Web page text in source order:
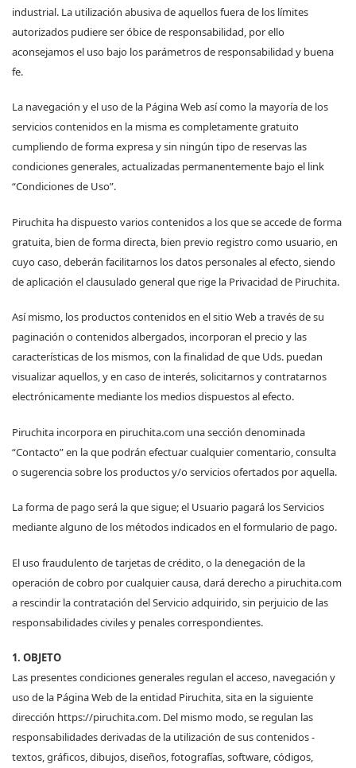
industrial. La utilización abusiva de aquellos fuera de los límites
autorizados pudiere ser óbice de responsabilidad, por ello
aconsejamos el uso bajo los parámetros de responsabilidad y buena
fe.
La navegación y el uso de la Página Web así como la mayoría de los
servicios contenidos en la misma es completamente gratuito
cumpliendo de forma expresa y sin ningún tipo de reservas las
condiciones generales, actualizadas permanentemente bajo el link
“Condiciones de Uso”.
Piruchita ha dispuesto varios contenidos a los que se accede de forma
gratuita, bien de forma directa, bien previo registro como usuario, en
cuyo caso, deberán facilitarnos los datos personales al efecto, siendo
de aplicación el clausulado general que rige la Privacidad de Piruchita.
Así mismo, los productos contenidos en el sitio Web a través de su
paginación o contenidos albergados, incorporan el precio y las
características de los mismos, con la finalidad de que Uds. puedan
visualizar aquellos, y en caso de interés, solicitarnos y contratarnos
electrónicamente mediante los medios dispuestos al efecto.
Piruchita incorpora en piruchita.com una sección denominada
“Contacto” en la que podrán efectuar cualquier comentario, consulta
o sugerencia sobre los productos y/o servicios ofertados por aquella.
La forma de pago será la que sigue; el Usuario pagará los Servicios
mediante alguno de los métodos indicados en el formulario de pago.
El uso fraudulento de tarjetas de crédito, o la denegación de la
operación de cobro por cualquier causa, dará derecho a piruchita.com
a rescindir la contratación del Servicio adquirido, sin perjuicio de las
responsabilidades civiles y penales correspondientes.
1. OBJETO
Las presentes condiciones generales regulan el acceso, navegación y
uso de la Página Web de la entidad Piruchita, sita en la siguiente
dirección https://piruchita.com. Del mismo modo, se regulan las
responsabilidades derivadas de la utilización de sus contenidos -
textos, gráficos, dibujos, diseños, fotografías, software, códigos,